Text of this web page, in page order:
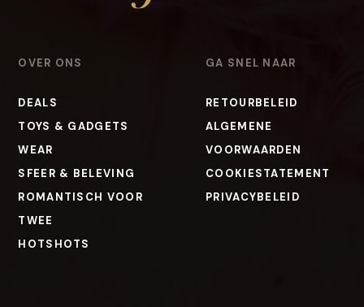
OVER ONS
DEALS
TOYS & GADGETS
WEAR
SFEER & BELEVING
ROMANTISCH VOOR
TWEE
HOTSHOTS
GA SNEL NAAR
RETOURBELEID
ALGEMENE
VOORWAARDEN
COOKIESTATEMENT
PRIVACYBELEID